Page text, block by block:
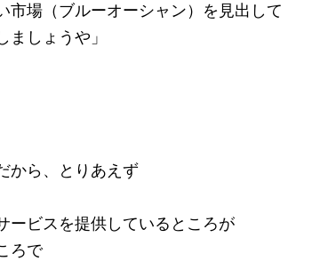
場（ブルーオーシャン）を見出して
しょうや」
から、とりあえず
ービスを提供しているところが
ろで